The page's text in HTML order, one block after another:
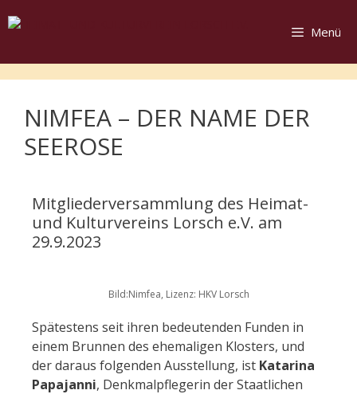
Menü
NIMFEA – DER NAME DER
SEEROSE
Mitgliederversammlung des Heimat-
und Kulturvereins Lorsch e.V. am
29.9.2023
Bild:Nimfea, Lizenz: HKV Lorsch
Spätestens seit ihren bedeutenden Funden in
einem Brunnen des ehemaligen Klosters, und
der daraus folgenden Ausstellung, ist Katarina
Papajanni, Denkmalpflegerin der Staatlichen